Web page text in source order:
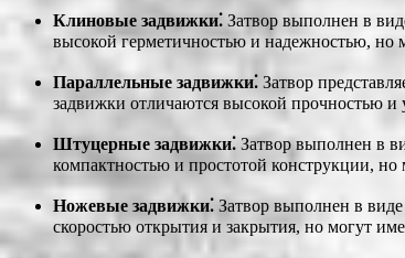
Клиновые задвижки⁚ Затвор выполнен в
высокой герметичностью и надежностью, но
Параллельные задвижки⁚ Затвор
задвижки отличаются высокой прочностью и
Штуцерные задвижки⁚ Затвор выполнен в
компактностью и простотой конструкции,
Ножевые задвижки⁚ Затвор выполнен в
скоростью открытия и закрытия, но могут